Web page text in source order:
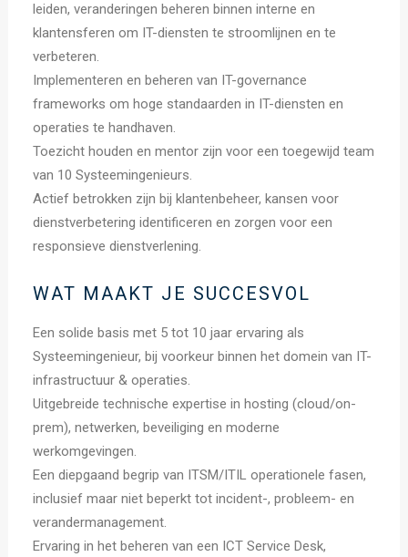
leiden, veranderingen beheren binnen interne en
klantensferen om IT-diensten te stroomlijnen en te
verbeteren.
Implementeren en beheren van IT-governance
frameworks om hoge standaarden in IT-diensten en
operaties te handhaven.
Toezicht houden en mentor zijn voor een toegewijd team
van 10 Systeemingenieurs.
Actief betrokken zijn bij klantenbeheer, kansen voor
dienstverbetering identificeren en zorgen voor een
responsieve dienstverlening.
WAT MAAKT JE SUCCESVOL
Een solide basis met 5 tot 10 jaar ervaring als
Systeemingenieur, bij voorkeur binnen het domein van IT-
infrastructuur & operaties.
Uitgebreide technische expertise in hosting (cloud/on-
prem), netwerken, beveiliging en moderne
werkomgevingen.
Een diepgaand begrip van ITSM/ITIL operationele fasen,
inclusief maar niet beperkt tot incident-, probleem- en
verandermanagement.
Ervaring in het beheren van een ICT Service Desk,